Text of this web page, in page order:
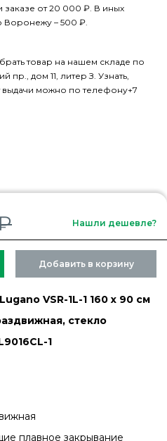
от 20 000 ₽. В иных
Воронежу – 500 ₽.
товар на нашем складе по
дом 11, литер З. Узнать,
выдачи можно по телефону+7
Нашли дешевле?
Добавить в корзину
VSR-1L-1 160 x 90 см
стекло
1
плавное закрывание